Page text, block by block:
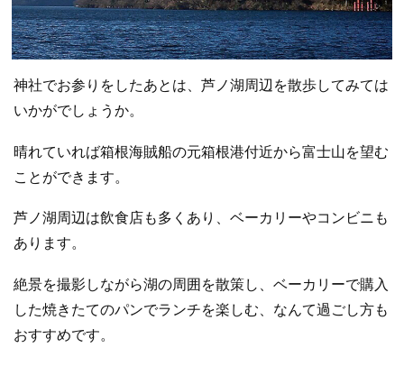
神社でお参りをしたあとは、芦ノ湖周辺を散歩してみては
いかがでしょうか。
晴れていれば箱根海賊船の元箱根港付近から富士山を望む
ことができます。
芦ノ湖周辺は飲食店も多くあり、ベーカリーやコンビニも
あります。
絶景を撮影しながら湖の周囲を散策し、ベーカリーで購入
した焼きたてのパンでランチを楽しむ、なんて過ごし方も
おすすめです。